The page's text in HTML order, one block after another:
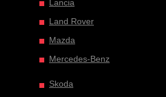
Lancia
Land Rover
Mazda
Mercedes-Benz
Skoda